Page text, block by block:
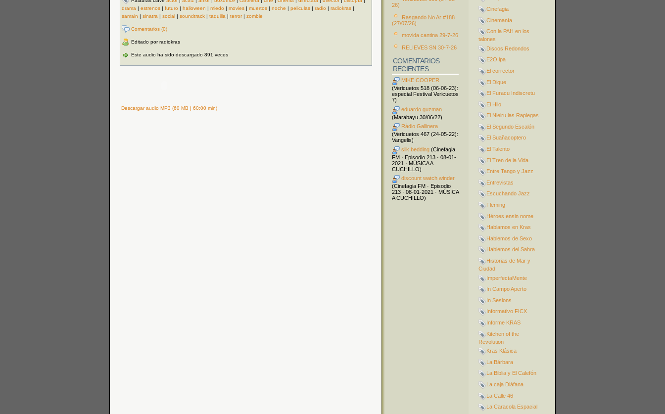
drama | estrenos | futuro | halloween | miedo | movies | muertos | noche | peliculas | radio | radiokras |
samain | sinatra | social | soundtrack | taquilla | terror| zombie
Comentarios (0)
Editado por radiokras
Este audio ha sido descargado 891 veces
Descargar audio MP3 (60 MB | 60:00 min)
Cinefagia
Cinemanía
Con la PAH en los
talones
Discos Redondos
E2O lpa
El corrector
El Dique
El Furacu Indiscretu
El Hilo
El Nieiru las Rapiegas
El Segundo Escalón
El Suañacoptero
El Talento
El Tren de la Vida
Entre Tango y Jazz
Entrevistas
Escuchando Jazz
Fleming
Héroes ensin nome
Hablamos en Kras
Hablemos de Sexo
Hablemos del Sahra
Historias de Mar y
Ciudad
ImperfectaMente
In Campo Aperto
In Sesions
Informativo FICX
Informe KRAS
Kitchen of the
Revolution
Kras Klásica
La Bárbara
La Biblia y El Calefón
La caja Diáfana
La Calle 46
La Caracola Espacial
26)
Rasgando No Ar #188
(27/07/26)
movida cantina 29-7-26
RELIEVES SN 30-7-26
COMENTARIOS
RECIENTES
MIKE COOPER
(Vericuetos 518 (06-06-23):
especial Festival Vericuetos
7)
eduardo guzman
(Marabayu 30/06/22)
Ràdio Gallinera
(Vericuetos 467 (24-05-22):
Vangelis)
silk bedding (Cinefagia
FM · Episodio 213 · 08-01-
2021 · MÚSICA A
CUCHILLO)
discount watch winder
(Cinefagia FM · Episodio
213 · 08-01-2021 · MÚSICA
A CUCHILLO)